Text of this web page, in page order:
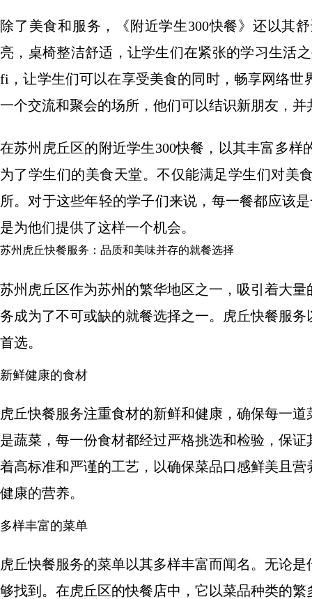
除了美食和服务，《附近学生300快餐》还以其
亮，桌椅整洁舒适，让学生们在紧张的学习生活
fi，让学生们可以在享受美食的同时，畅享网络
一个交流和聚会的场所，他们可以结识新朋友，
在苏州虎丘区的附近学生300快餐，以其丰富多
为了学生们的美食天堂。不仅能满足学生们对美
所。对于这些年轻的学子们来说，每一餐都应该
是为他们提供了这样一个机会。
苏州虎丘快餐服务：品质和美味并存的就餐选择
苏州虎丘区作为苏州的繁华地区之一，吸引着大
务成为了不可或缺的就餐选择之一。虎丘快餐服
首选。
新鲜健康的食材
虎丘快餐服务注重食材的新鲜和健康，确保每一
是蔬菜，每一份食材都经过严格挑选和检验，保
着高标准和严谨的工艺，以确保菜品口感鲜美且
健康的营养。
多样丰富的菜单
虎丘快餐服务的菜单以其多样丰富而闻名。无论
够找到。在虎丘区的快餐店中，它以菜品种类的